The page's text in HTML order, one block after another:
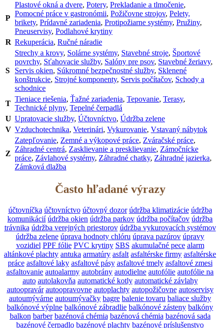
P
Plastové okná a dvere, Potery, Prekladanie a tlmočenie,
Pomocné práce v gastronómii, Požičovne strojov, Pelety,
brikety, Prídavné zariadenia, Protipožiarne systémy, Pružiny,
Pneuservisy, Podlahové krytiny
R Rekuperácia, Ručné náradie
S
Strechy a krovy, Solárne systémy, Stavebné stroje, Športové
povrchy, Sťahovacie služby, Salóny pre psov, Stavebné žeriavy,
Servis okien, Súkromné bezpečnostné služby, Sklenené
konštrukcie, Strojné komponenty, Servis počítačov, Schody a
schodnice
T
Tieniace riešenia, Ťažné zariadenia, Tepovanie, Terasy,
Technické plyny, Tepelné čerpadlá
U Upratovacie služby, Účtovníctvo, Údržba zelene
V Vzduchotechnika, Veterinári, Vykurovanie, Vstavaný nábytok
Z
Zatepľovanie, Zemné a výkopové práce, Zváračské práce,
Záhradné centrá, Zasklievanie a presklievanie, Zámočnícke
práce, Závlahové systémy, Záhradné chatky, Záhradné jazierka,
Zámková dlažba
Často hľadané výrazy
účtovníčka účtovníctvo účtovný dozor údržba klimatizácie údržba
komunikácií údržba okien údržba parkov údržba počítačov údržba
trávnika údržba verejných priestorov údržba vykurovacích systémov
údržba zelene úprava hodnoty chlóru úprava pazúrov úpravy
vozidiel PPF fólie PVC krytiny SBS akumulačné pece alarm
altánkové plachty antuka armatúry asfalt asfaltérske firmy asfaltérske
práce asfaltové laky asfaltové pásy asfaltové tmely asfaltové zmesi
asfaltovanie autoalarmy autobrány autodielne autofólie autofólie na
auto autolakovňa automatické kotly automatické závlahy
autoopravár autoopravovne autoplachty autopožičovne autoservisy
autoumývárne autoumývačky bagre balenie tovaru baliace služby
balkónové výplne balkónové zábradlie balkónové zásteny balkóny
balkon barber bazénová chémia bazénová chémia bazénová sada
bazénové čerpadlo bazénové plachty bazénové príslušenstvo